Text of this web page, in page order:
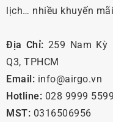
lịch… nhiều khuyến
Địa Chỉ: 259 Nam Kỳ
Q3, TPHCM
Email: info@airgo.vn
Hotline: 028 9999 5599
MST: 0316506956